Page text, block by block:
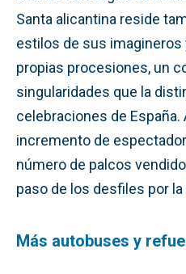
Santa alicantina reside
estilos de sus imagineros
propias procesiones, un
singularidades que la
celebraciones de España.
incremento de
número de palcos
paso de los desfiles por la
Más autobuses y